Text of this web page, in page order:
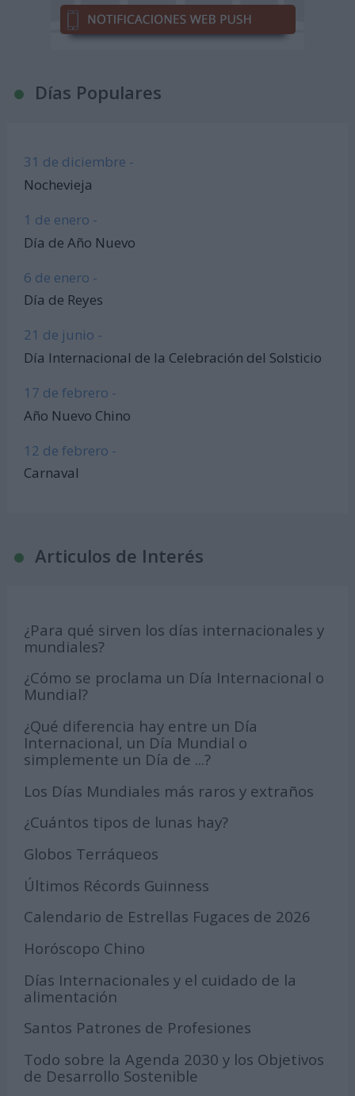
Días Populares
31 de diciembre -
Nochevieja
1 de enero -
Día de Año Nuevo
6 de enero -
Día de Reyes
21 de junio -
Día Internacional de la Celebración del Solsticio
17 de febrero -
Año Nuevo Chino
12 de febrero -
Carnaval
Articulos de Interés
¿Para qué sirven los días internacionales y
mundiales?
¿Cómo se proclama un Día Internacional o
Mundial?
¿Qué diferencia hay entre un Día
Internacional, un Día Mundial o
simplemente un Día de ...?
Los Días Mundiales más raros y extraños
¿Cuántos tipos de lunas hay?
Globos Terráqueos
Últimos Récords Guinness
Calendario de Estrellas Fugaces de 2026
Horóscopo Chino
Días Internacionales y el cuidado de la
alimentación
Santos Patrones de Profesiones
Todo sobre la Agenda 2030 y los Objetivos
de Desarrollo Sostenible